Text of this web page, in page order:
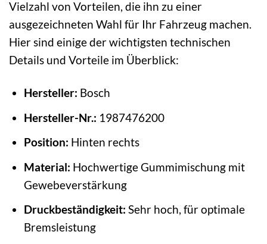
Vielzahl von Vorteilen, die ihn zu einer
ausgezeichneten Wahl für Ihr Fahrzeug machen.
Hier sind einige der wichtigsten technischen
Details und Vorteile im Überblick:
Hersteller: Bosch
Hersteller-Nr.: 1987476200
Position: Hinten rechts
Material: Hochwertige Gummimischung mit
Gewebeverstärkung
Druckbeständigkeit: Sehr hoch, für optimale
Bremsleistung